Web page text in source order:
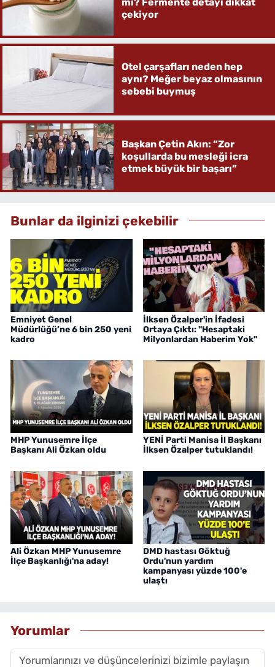
çekiyor
Otel çarşafları neden hep
aynı? Meğer beyaz olmasının
sebebi buymuş
Başkan Çetin Akın: “Zor
koşullarda bu mesleği icra
etmek büyük bir başarı”
Bunlar da ilginizi çekebilir
Emniyet Genel
Müdürlüğü’ne 6 bin 250 yeni
kadro
İlksen Özalper'in İfadesi
Ortaya Çıktı: "Hesaptaki
Milyonlardan Haberim Yok"
MHP Yunusemre İlçe
Başkanı Ali Özkan oldu
YENİ Parti Manisa İl Başkanı
İlksen Özalper tutuklandı!
Ali Özkan MHP Yunusemre
İlçe Başkanlığı'na aday!
DMD hastası Göktuğ
Ordu'nun yardım
kampanyası yüzde 100'e
ulaştı
Yorumlar